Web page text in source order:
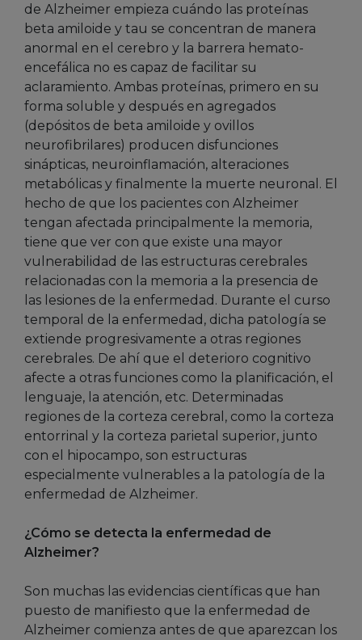
de Alzheimer empieza cuándo las proteínas
beta amiloide y tau se concentran de manera
anormal en el cerebro y la barrera hemato-
encefálica no es capaz de facilitar su
aclaramiento. Ambas proteínas, primero en su
forma soluble y después en agregados
(depósitos de beta amiloide y ovillos
neurofibrilares) producen disfunciones
sinápticas, neuroinflamación, alteraciones
metabólicas y finalmente la muerte neuronal. El
hecho de que los pacientes con Alzheimer
tengan afectada principalmente la memoria,
tiene que ver con que existe una mayor
vulnerabilidad de las estructuras cerebrales
relacionadas con la memoria a la presencia de
las lesiones de la enfermedad. Durante el curso
temporal de la enfermedad, dicha patología se
extiende progresivamente a otras regiones
cerebrales. De ahí que el deterioro cognitivo
afecte a otras funciones como la planificación, el
lenguaje, la atención, etc. Determinadas
regiones de la corteza cerebral, como la corteza
entorrinal y la corteza parietal superior, junto
con el hipocampo, son estructuras
especialmente vulnerables a la patología de la
enfermedad de Alzheimer.
¿Cómo se detecta la enfermedad de
Alzheimer?
Son muchas las evidencias científicas que han
puesto de manifiesto que la enfermedad de
Alzheimer comienza antes de que aparezcan los